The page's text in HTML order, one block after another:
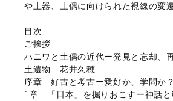
や土器、土偶に向けられた視線の変
目次
ご挨拶
ハニワと土偶の近代ー発見と忘却、
土遺物 花井久穂
序章 好古と考古ー愛好か、学問か？
1章 「日本」を掘りおこすー神話と